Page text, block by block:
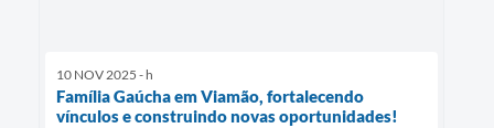
10 NOV 2025 - h
Família Gaúcha em Viamão, fortalecendo
vínculos e construindo novas oportunidades!